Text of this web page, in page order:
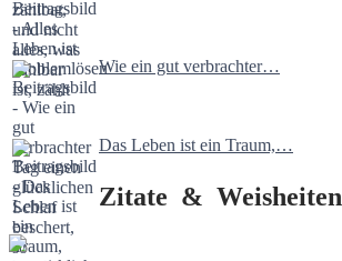
Wie ein gut verbrachter…
Das Leben ist ein Traum,…
Zitate & Weisheiten